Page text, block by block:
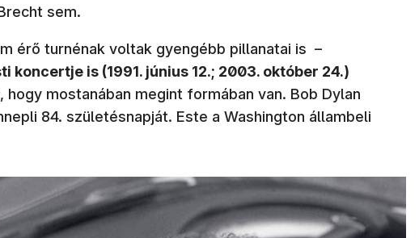
sem.
érő turnénak voltak gyengébb pillanatai is –
koncertje is (1991. június 12.; 2003. október 24.)
hogy mostanában megint formában van. Bob Dylan
84. születésnapját. Este a Washington állambeli